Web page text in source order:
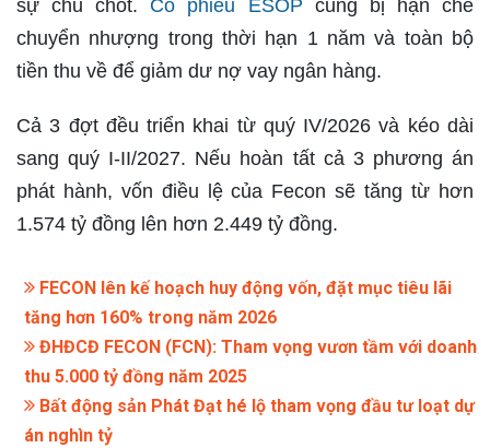
sự chủ chốt. Cổ phiếu ESOP cũng bị hạn chế
chuyển nhượng trong thời hạn 1 năm và toàn bộ
tiền thu về để giảm dư nợ vay ngân hàng.
Cả 3 đợt đều triển khai từ quý IV/2026 và kéo dài
sang quý I-II/2027. Nếu hoàn tất cả 3 phương án
phát hành, vốn điều lệ của Fecon sẽ tăng từ hơn
1.574 tỷ đồng lên hơn 2.449 tỷ đồng.
FECON lên kế hoạch huy động vốn, đặt mục tiêu lãi
tăng hơn 160% trong năm 2026
ĐHĐCĐ FECON (FCN): Tham vọng vươn tầm với doanh
thu 5.000 tỷ đồng năm 2025
Bất động sản Phát Đạt hé lộ tham vọng đầu tư loạt dự
án nghìn tỷ